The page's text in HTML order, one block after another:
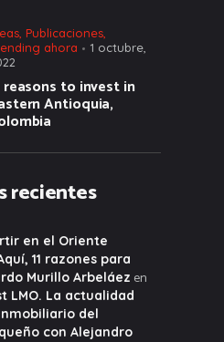
, Publicaciones,
ahora
1 octubre,
reasons to invest in
Antioquia,
recientes
en el Oriente
11 razones para
Murillo Arbeláez en
LMO. La actualidad
del
con Alejandro